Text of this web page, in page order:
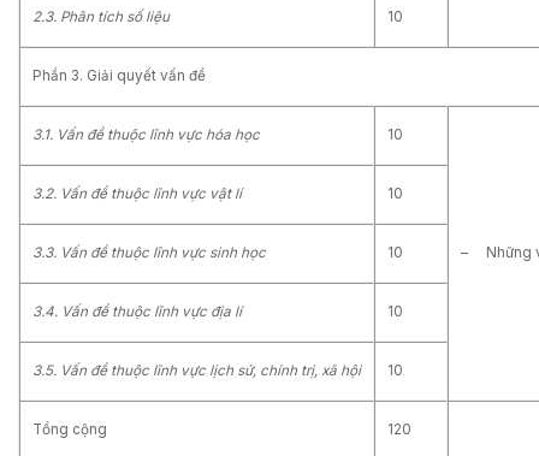
2.3. Phân tích số liệu 10
Phần 3. Giải quyết vấn đề
3.1. Vấn đề thuộc lĩnh vực hóa học 10
– Những
3.2. Vấn đề thuộc lĩnh vực vật lí 10
3.3. Vấn đề thuộc lĩnh vực sinh học 10
3.4. Vấn đề thuộc lĩnh vực địa lí 10
3.5. Vấn đề thuộc lĩnh vực lịch sử, chính trị, xã hội 10
Tổng cộng 120